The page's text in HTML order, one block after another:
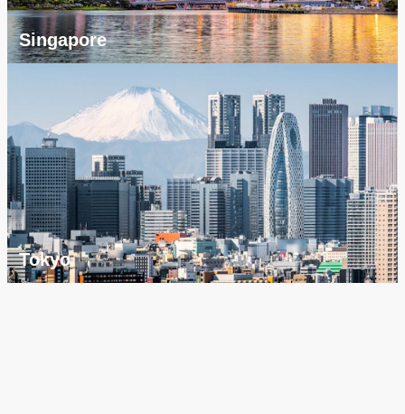
Singapore
Tokyo